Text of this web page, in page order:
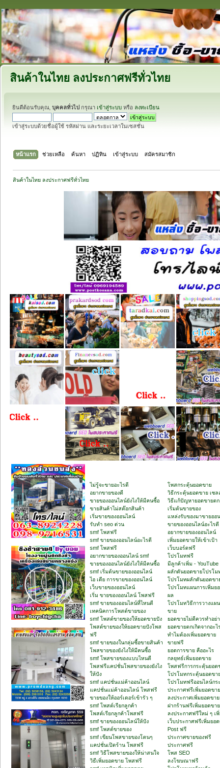
สินค้าในไทย ลงประกาศฟรีทั่วไทย
ยินดีต้อนรับคุณ, บุคคลทั่วไป กรุณา เข้าสู่ระบบ หรือ ลงทะเบียน
เข้าสู่ระบบด้วยชื่อผู้ใช้ รหัสผ่าน และระยะเวลาในเซสชั่น
หน้าแรก ช่วยเหลือ ค้นหา ปฏิทิน เข้าสู่ระบบ สมัครสมาชิก
สินค้าในไทย ลงประกาศฟรีทั่วไทย
ไม่รู้จะขายอะไรดี
อยากขายของดี
ขายของออนไลน์ยังไงให้มีคนซื้อ
ขายสินค้าไม่สต๊อกสินค้า
เริ่มขายของออนไลน์
รับทำ seo ด่วน
smf โพสฟรี
smf ขายของออนไลน์อะไรดี
smf โพสฟรี
อยากขายของออนไลน์ smf
ขายของออนไลน์ยังไงให้มีคนซื้อ
smf เริ่มต้นขายของออนไลน์
ไอ เดีย การขายของออนไลน์
เว็บขายของออนไลน์
เริ่ม ขายของออนไลน์ โพสฟรี
smf ขายของออนไลน์ที่ไหนดี
เทคนิคการโพสต์ขายของ
smf โพสต์ขายของให้ยอดขายปัง
โพสต์ขายของให้ยอดขายปังโพส
ฟรี
smf ขายของในกลุ่มซื้อขายสินค้า
โพสขายของยังไงให้มีคนซื้อ
smf โพสขายของแบบไหนดี
โพสฟรีแคปชั่นโพสขายของยังไง
ให้ปัง
smf แคปชั่นแม่ค้าออนไลน์
แคปชั่นแม่ค้าออนไลน์ โพสฟรี
ขายของให้ออร์เดอร์เข้ารัว ๆ
smf โพสต์เรียกลูกค้า
โพสต์เรียกลูกค้าโพสฟรี
smf ขายของออนไลน์ให้ปัง
smf โพสต์ขายของ
smf เขียนโพสขายของโดนๆ
แคปชั่นเปิดร้าน โพสฟรี
smf วิธีโพสขายของให้น่าสนใจ
วิธีเพิ่มยอดขาย โพสฟรี
โพสกระตุ้นยอดขาย
วิธีกระตุ้นยอดขาย เซล
วิธีแก้ปัญหายอดขายตก
เริ่มต้นขายของ
แหล่งรับของมาขายออ
ขายของออนไลน์อะไรดี
อยากขายของออนไลน์
เพิ่มยอดขายให้เข้าเป้า
เว็บบอร์ดฟรี
โปรโมทฟรี
มีลูกค้าเพิ่ม - YouTube
ผลักดันยอดขายโปรโม
โปรโมทผลักดันยอดขา
โปรโมทแผนการเพิ่มย
ผล
โปรโมทวิธีการวางแผ
ขาย
ยอดขายไม่ดีควรทำอย่า
ยอดขายตกเกิดจากอะไ
ทำไมต้องเพิ่มยอดขาย
ขายฟรี
ยอดการขาย คืออะไร
กลยุทธ์เพิ่มยอดขาย
โพสฟรีการกระตุ้นยอด
โปรโมทกระตุ้นยอดขา
โปรโมทฟรีออนไลน์กร
ประกาศฟรีเพิ่มยอดขาย
ลงประกาศเพิ่มยอดขาย
ฝากร้านฟรีเพิ่มยอดขาย
ลงประกาศฟรีใหม่ ๆ เ
เว็บประกาศฟรีเพิ่มยอ
Post ฟรี
ประกาศขายของฟรี
ประกาศฟรี
โพส SEO
ลงโฆษณาฟรี